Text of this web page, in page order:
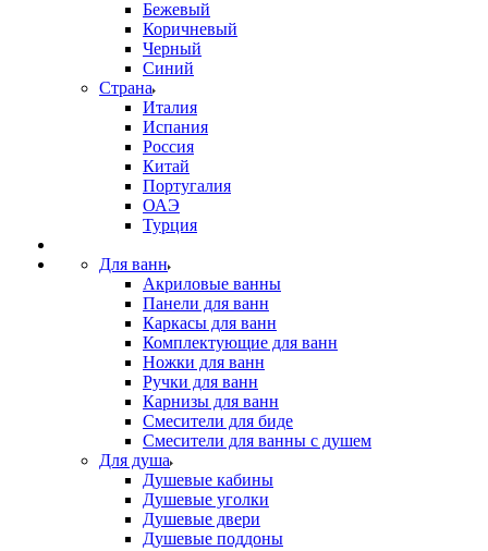
Бежевый
Коричневый
Черный
Синий
Страна
Италия
Испания
Россия
Китай
Португалия
ОАЭ
Турция
Для ванн
Акриловые ванны
Панели для ванн
Каркасы для ванн
Комплектующие для ванн
Ножки для ванн
Ручки для ванн
Карнизы для ванн
Смесители для биде
Смесители для ванны с душем
Для душа
Душевые кабины
Душевые уголки
Душевые двери
Душевые поддоны